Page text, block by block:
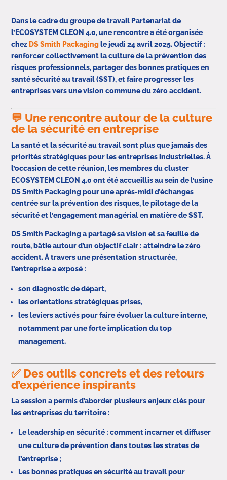
Dans le cadre du groupe de travail Partenariat de
l’ECOSYSTEM CLEON 4.0, une rencontre a été organisée
chez DS Smith Packaging le jeudi 24 avril 2025. Objectif :
renforcer collectivement la culture de la prévention des
risques professionnels, partager des bonnes pratiques en
santé sécurité au travail (SST), et faire progresser les
entreprises vers une vision commune du zéro accident.
💬 Une rencontre autour de la culture
de la sécurité en entreprise
La santé et la sécurité au travail sont plus que jamais des
priorités stratégiques pour les entreprises industrielles. À
l’occasion de cette réunion, les membres du cluster
ECOSYSTEM CLEON 4.0 ont été accueillis au sein de l’usine
DS Smith Packaging pour une après-midi d’échanges
centrée sur la prévention des risques, le pilotage de la
sécurité et l’engagement managérial en matière de SST.
DS Smith Packaging a partagé sa vision et sa feuille de
route, bâtie autour d’un objectif clair : atteindre le zéro
accident. À travers une présentation structurée,
l’entreprise a exposé :
son diagnostic de départ,
les orientations stratégiques prises,
les leviers activés pour faire évoluer la culture interne,
notamment par une forte implication du top
management.
✅ Des outils concrets et des retours
d’expérience inspirants
La session a permis d’aborder plusieurs enjeux clés pour
les entreprises du territoire :
Le leadership en sécurité : comment incarner et diffuser
une culture de prévention dans toutes les strates de
l’entreprise ;
Les bonnes pratiques en sécurité au travail pour